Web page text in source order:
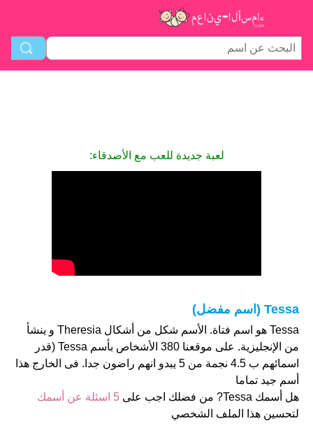
لعبة جديدة للعب مع الأصدقاء:
Tessa (اسم مفضل)
Tessa هو اسم فتاة. الأسم شكل من أشكال Theresia و ينشأ
من الإنجليزية. على موقعنا 380 الأشخاص بأسم Tessa (قدر
اسمائهم ب 4.5 نجمة من 5 يبدو انهم راضون جدا. فى الخارج هذا
أسم جيد تماما
هل أسمك Tessa? من فضلك اجب على
5 اسئلة عن أسمك
لتحسين هذا الملف الشخصي